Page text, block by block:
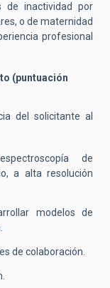
de inactividad por
o de maternidad
profesional
(puntuación
del solicitante al
de
a alta resolución
modelos de
de colaboración.